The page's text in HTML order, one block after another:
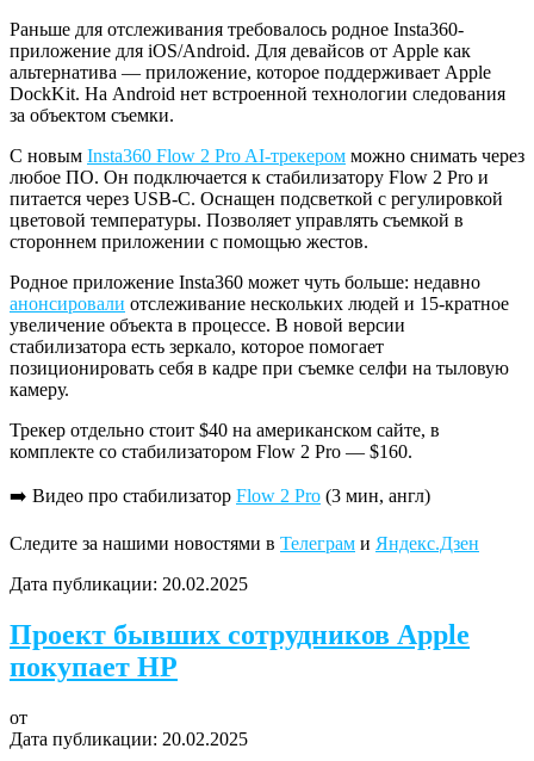
Раньше для отслеживания требовалось родное Insta360-
приложение для iOS/Android. Для девайсов от Apple как
альтернатива — приложение, которое поддерживает Apple
DockKit. На Android нет встроенной технологии следования
за объектом съемки.
С новым Insta360 Flow 2 Pro AI-трекером можно снимать через
любое ПО. Он подключается к стабилизатору Flow 2 Pro и
питается через USB-C. Оснащен подсветкой с регулировкой
цветовой температуры. Позволяет управлять съемкой в
стороннем приложении с помощью жестов.
Родное приложение Insta360 может чуть больше: недавно
анонсировали отслеживание нескольких людей и 15-кратное
увеличение объекта в процессе. В новой версии
стабилизатора есть зеркало, которое помогает
позиционировать себя в кадре при съемке селфи на тыловую
камеру.
Трекер отдельно стоит $40 на американском сайте, в
комплекте со стабилизатором Flow 2 Pro — $160.
➡️ Видео про стабилизатор Flow 2 Pro (3 мин, англ)
Следите за нашими новостями в Телеграм и Яндекс.Дзен
Дата публикации: 20.02.2025
Проект бывших сотрудников Apple
покупает HP
от
Дата публикации: 20.02.2025